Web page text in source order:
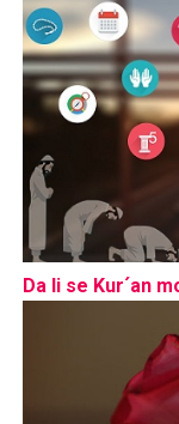
Da li se Kur´an